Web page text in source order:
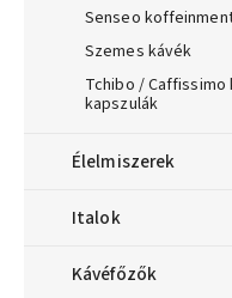
Senseo
Szemes kávék
Tchibo /
kapszulák
Élelmiszerek
Italok
Kávéfőzők